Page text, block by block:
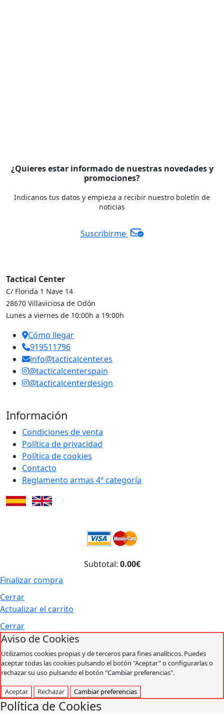
¿Quieres estar informado de nuestras novedades y
promociones?
Indicanos tus datos y empieza a recibir nuestro boletín de
noticias
Suscribirme
Tactical Center
C/ Florida 1 Nave 14
28670 Villaviciosa de Odón
Lunes a viernes de 10:00h a 19:00h
Cómo llegar
919511796
info@tacticalcenter.es
@tacticalcenterspain
@tacticalcenterdesign
Información
Condiciones de venta
Política de privacidad
Política de cookies
Contacto
Reglamento armas 4ª categoría
Subtotal: 0.00€
Finalizar compra
Cerrar
Actualizar el carrito
Cerrar
Aviso de Cookies
Utilizamos cookies propias y de terceros para fines analíticos. Puedes
aceptar todas las cookies pulsando el botón "Aceptar" o configurarlas o
rechazar su uso pulsando el botón "Cambiar preferencias".
Aceptar Rechazar Cambiar preferencias
Política de Cookies